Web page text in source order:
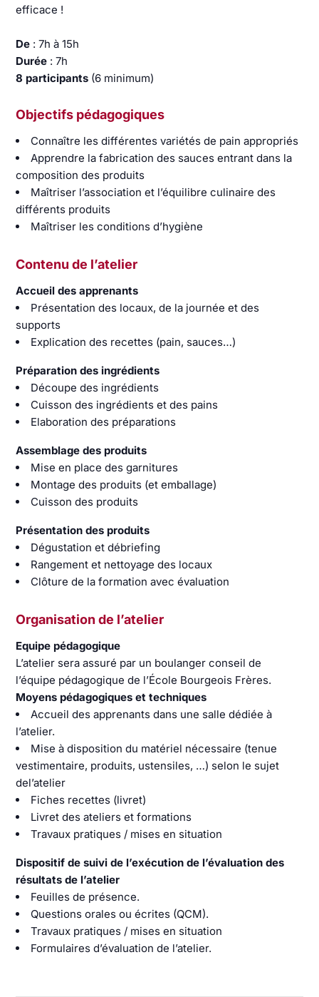
efficace !
De : 7h à 15h
Durée : 7h
8 participants (6 minimum)
Objectifs pédagogiques
Connaître les différentes variétés de pain appropriés
Apprendre la fabrication des sauces entrant dans la
composition des produits
Maîtriser l’association et l’équilibre culinaire des
différents produits
Maîtriser les conditions d’hygiène
Contenu de l’atelier
Accueil des apprenants
Présentation des locaux, de la journée et des
supports
Explication des recettes (pain, sauces…)
Préparation des ingrédients
Découpe des ingrédients
Cuisson des ingrédients et des pains
Elaboration des préparations
Assemblage des produits
Mise en place des garnitures
Montage des produits (et emballage)
Cuisson des produits
Présentation des produits
Dégustation et débriefing
Rangement et nettoyage des locaux
Clôture de la formation avec évaluation
Organisation de l’atelier
Equipe pédagogique
L’atelier sera assuré par un boulanger conseil de
l’équipe pédagogique de l’École Bourgeois Frères.
Moyens pédagogiques et techniques
Accueil des apprenants dans une salle dédiée à
l’atelier.
Mise à disposition du matériel nécessaire (tenue
vestimentaire, produits, ustensiles, …) selon le sujet
del’atelier
Fiches recettes (livret)
Livret des ateliers et formations
Travaux pratiques / mises en situation
Dispositif de suivi de l’exécution de l’évaluation des
résultats de l’atelier
Feuilles de présence.
Questions orales ou écrites (QCM).
Travaux pratiques / mises en situation
Formulaires d’évaluation de l’atelier.